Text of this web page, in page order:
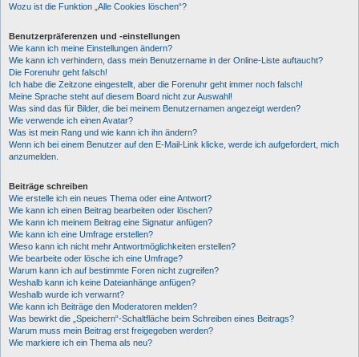
Wozu ist die Funktion „Alle Cookies löschen“?
Benutzerpräferenzen und -einstellungen
Wie kann ich meine Einstellungen ändern?
Wie kann ich verhindern, dass mein Benutzername in der Online-Liste auftaucht?
Die Forenuhr geht falsch!
Ich habe die Zeitzone eingestellt, aber die Forenuhr geht immer noch falsch!
Meine Sprache steht auf diesem Board nicht zur Auswahl!
Was sind das für Bilder, die bei meinem Benutzernamen angezeigt werden?
Wie verwende ich einen Avatar?
Was ist mein Rang und wie kann ich ihn ändern?
Wenn ich bei einem Benutzer auf den E-Mail-Link klicke, werde ich aufgefordert, mich
anzumelden.
Beiträge schreiben
Wie erstelle ich ein neues Thema oder eine Antwort?
Wie kann ich einen Beitrag bearbeiten oder löschen?
Wie kann ich meinem Beitrag eine Signatur anfügen?
Wie kann ich eine Umfrage erstellen?
Wieso kann ich nicht mehr Antwortmöglichkeiten erstellen?
Wie bearbeite oder lösche ich eine Umfrage?
Warum kann ich auf bestimmte Foren nicht zugreifen?
Weshalb kann ich keine Dateianhänge anfügen?
Weshalb wurde ich verwarnt?
Wie kann ich Beiträge den Moderatoren melden?
Was bewirkt die „Speichern“-Schaltfläche beim Schreiben eines Beitrags?
Warum muss mein Beitrag erst freigegeben werden?
Wie markiere ich ein Thema als neu?